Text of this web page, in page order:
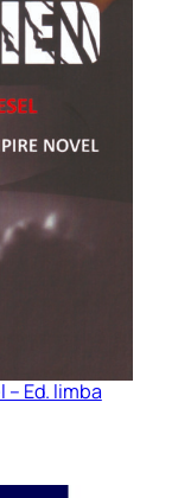
Ed. limba